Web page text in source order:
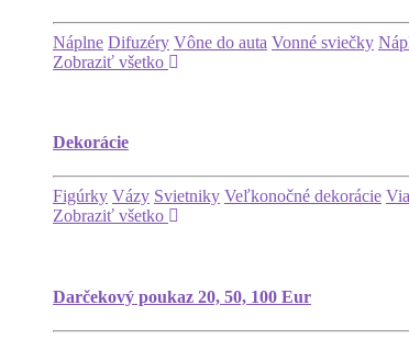
Náplne Difuzéry Vône do auta Vonné sviečky
Zobraziť všetko
Dekorácie
Figúrky Vázy Svietniky Veľkonočné dekorácie
Zobraziť všetko
Darčekový poukaz 20, 50, 100 Eur